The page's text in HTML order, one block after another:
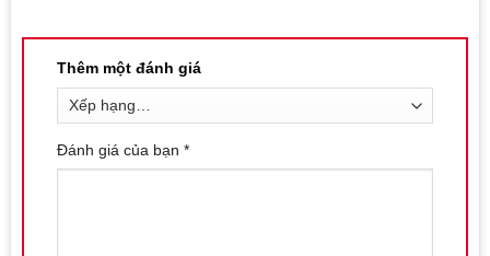
Vệ Sinh Sau Mỗi Lần Sử Dụng:
sản phẩm để đảm bảo sự sạch sẽ và an toàn.
khi vệ sinh để tránh hỏng hóc.
Thêm một đánh giá
Đánh giá của bạn *